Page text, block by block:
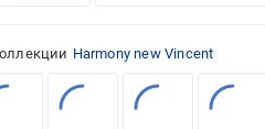
Harmony new Vincent